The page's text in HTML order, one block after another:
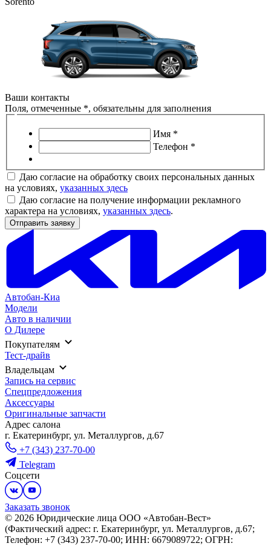
Ваши контакты
Поля, отмеченные *, обязательны для заполнения
Имя *
Телефон *
Даю согласие на обработку своих персональных данных
на условиях, указанных здесь
Даю согласие на получение информации рекламного
характера на условиях, указанных здесь.
Отправить заявку
Автобан-Киа
Модели
Авто в наличии
О Дилере
Покупателям
Тест-драйв
Владельцам
Запись на сервис
Спецпредложения
Аксессуары
Оригинальные запчасти
Адрес салонa
г. Екатеринбург, ул. Металлургов, д.67
+7 (343) 237-70-00
Telegram
Соцсети
Заказать звонок
© 2026 Юридические лица ООО «Автобан-Вест»
(Фактический адрес: г. Екатеринбург, ул. Металлургов, д.67;
Телефон: +7 (343) 237-70-00; ИНН: 6679089722; ОГРН: